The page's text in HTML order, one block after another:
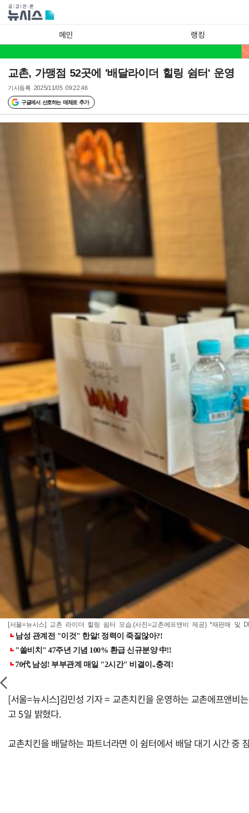
메인 랭킹
교촌, 가맹점 52곳에 '배달라이더 힐링 쉼터' 운영
기사등록 2025/11/05 09:22:46
구글에서 선호하는 매체로 추가
[서울=뉴시스] 교촌 라이더 힐링 쉼터 모습.(사진=교촌에프앤비 제공) *재판매 및
[서울=뉴시스]김민성 기자 = 교촌치킨을 운영하는 교촌에프앤
고 5일 밝혔다.
교촌치킨을 배달하는 파트너라면 이 쉼터에서 배달 대기 시간 중